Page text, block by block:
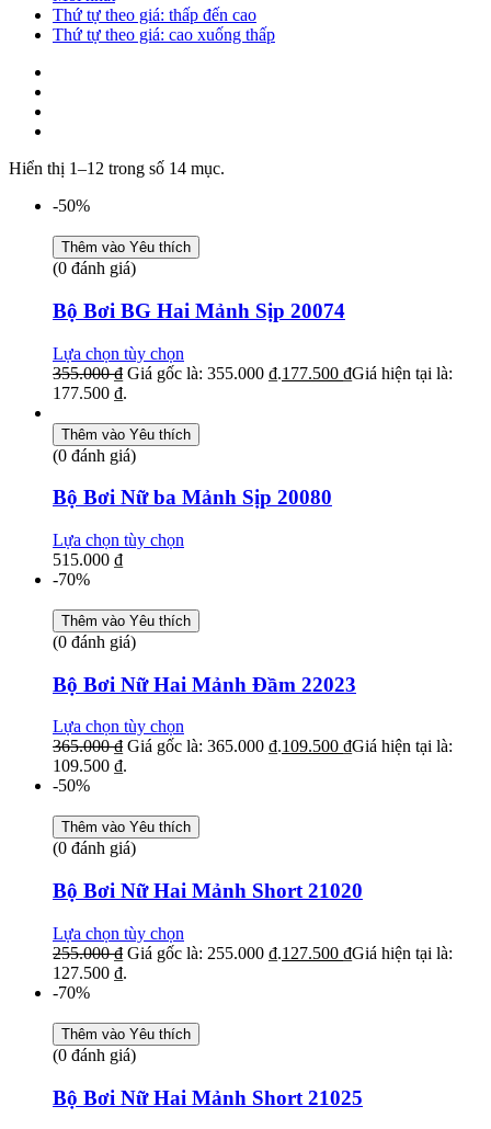
Thứ tự theo giá: thấp đến cao
Thứ tự theo giá: cao xuống thấp
Hiển thị 1–12 trong số 14 mục.
-50%
Thêm vào Yêu thích
(0 đánh giá)
Bộ Bơi BG Hai Mảnh Sịp 20074
Lựa chọn tùy chọn
355.000₫ Giá gốc là: 355.000 ₫.177.500 ₫Giá hiện tại là:
177.500 ₫.
Thêm vào Yêu thích
(0 đánh giá)
Bộ Bơi Nữ ba Mảnh Sịp 20080
Lựa chọn tùy chọn
515.000 ₫
-70%
Thêm vào Yêu thích
(0 đánh giá)
Bộ Bơi Nữ Hai Mảnh Đầm 22023
Lựa chọn tùy chọn
365.000₫ Giá gốc là: 365.000 ₫.109.500 ₫Giá hiện tại là:
109.500 ₫.
-50%
Thêm vào Yêu thích
(0 đánh giá)
Bộ Bơi Nữ Hai Mảnh Short 21020
Lựa chọn tùy chọn
255.000₫ Giá gốc là: 255.000 ₫.127.500 ₫Giá hiện tại là:
127.500 ₫.
-70%
Thêm vào Yêu thích
(0 đánh giá)
Bộ Bơi Nữ Hai Mảnh Short 21025